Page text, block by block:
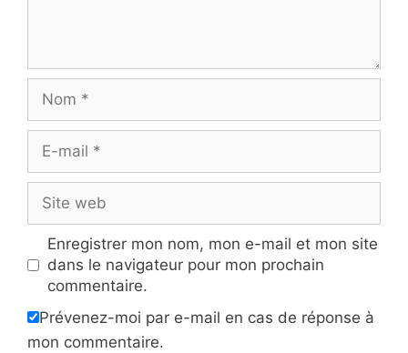
mail
web
Enregistrer mon nom, mon e-mail et mon site
dans le navigateur pour mon prochain
commentaire.
Prévenez-moi par e-mail en cas de réponse à
mon commentaire.